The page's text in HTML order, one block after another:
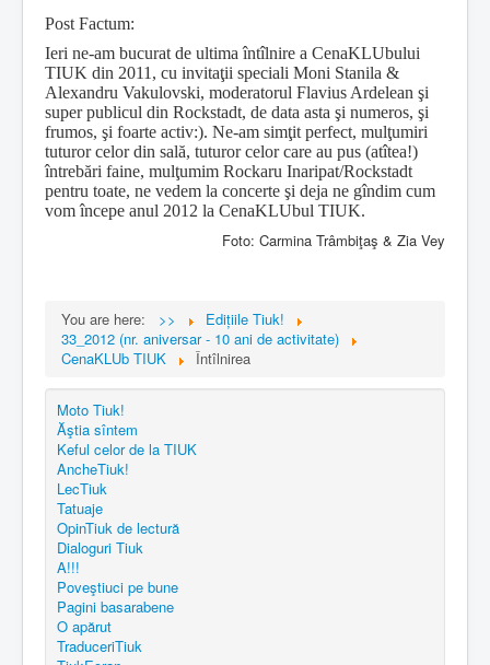
Post Factum:
Ieri ne-am bucurat de ultima întîlnire a CenaKLUbului
TIUK din 2011, cu invitaţii speciali Moni Stanila &
Alexandru Vakulovski, moderatorul Flavius Ardelean şi
super publicul din Rockstadt, de data asta şi numeros, şi
frumos, şi foarte activ:). Ne-am simţit perfect, mulţumiri
tuturor celor din sală, tuturor celor care au pus (atîtea!)
întrebări faine, mulţumim Rockaru Inaripat/Rockstadt
pentru toate, ne vedem la concerte şi deja ne gîndim cum
vom începe anul 2012 la CenaKLUbul TIUK.
Foto: Carmina Trâmbiţaş & Zia Vey
You are here: >>
Edițiile Tiuk!
33_2012 (nr. aniversar - 10 ani de activitate)
CenaKLUb TIUK
Întîlnirea
Moto Tiuk!
Ăştia sîntem
Keful celor de la TIUK
AncheTiuk!
LecTiuk
Tatuaje
OpinTiuk de lectură
Dialoguri Tiuk
A!!!
Poveştiuci pe bune
Pagini basarabene
O apărut
TraduceriTiuk